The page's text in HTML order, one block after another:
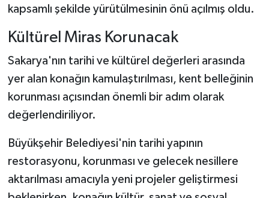
kapsamlı şekilde yürütülmesinin önü açılmış oldu.
Kültürel Miras Korunacak
Sakarya'nın tarihi ve kültürel değerleri arasında
yer alan konağın kamulaştırılması, kent belleğinin
korunması açısından önemli bir adım olarak
değerlendiriliyor.
Büyükşehir Belediyesi'nin tarihi yapının
restorasyonu, korunması ve gelecek nesillere
aktarılması amacıyla yeni projeler geliştirmesi